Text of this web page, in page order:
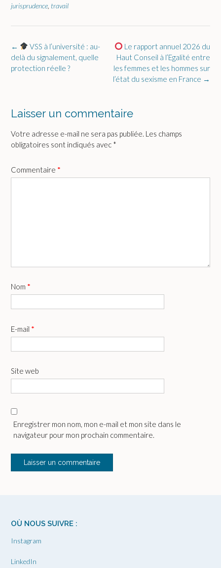
jurisprudence travail
Post
navigation
Le rapport annuel 2026 du
Haut Conseil à l’Egalité entre
les femmes et les hommes sur
l’état du sexisme en France →
←
VSS à l’université : au-
delà du signalement, quelle
protection réelle ?
Laisser un commentaire
Votre adresse e-mail ne sera pas publiée. Les champs
obligatoires sont indiqués avec *
Commentaire *
Nom *
E-mail *
Site web
Enregistrer mon nom, mon e-mail et mon site dans le
navigateur pour mon prochain commentaire.
OÙ NOUS SUIVRE :
Instagram
LinkedIn